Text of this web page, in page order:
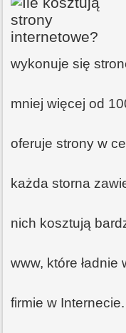
wykonuje się
mniej więcej od
oferuje strony w
każda storna
nich kosztują
www, które
firmie w